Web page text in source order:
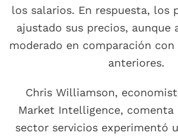
los salarios. En respuesta, los
ajustado sus precios, aunque
moderado en comparación
anteriores.
Chris Williamson,
Market Intelligence, comenta
sector servicios experimentó